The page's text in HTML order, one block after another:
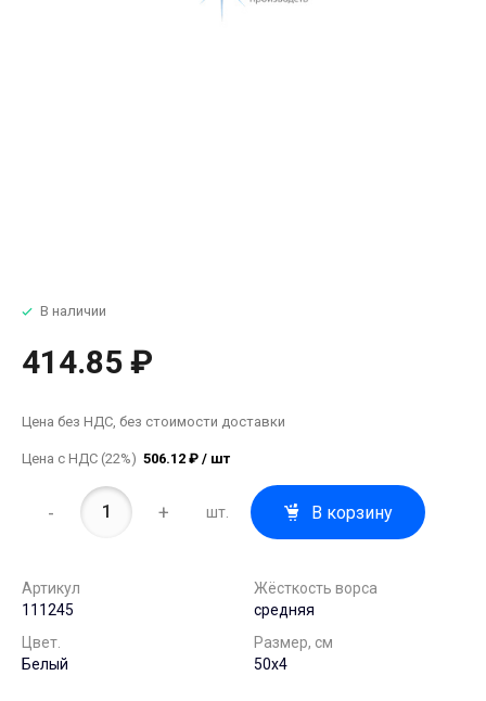
В наличии
414.85 ₽
Цена без НДС, без стоимости доставки
Цена с НДС (22%) 506.12 ₽ / шт
- + шт. В корзину
Артикул
111245
Жёсткость ворса
средняя
Цвет.
Белый
Размер, см
50х4